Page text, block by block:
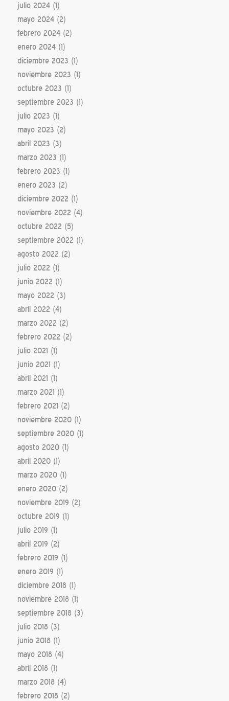
julio 2024(1)
mayo 2024(2)
febrero 2024(2)
enero 2024(1)
diciembre 2023 (1)
noviembre 2023 (1)
octubre 2023 (1)
septiembre 2023 (1)
julio 2023 (1)
mayo 2023 (2)
abril 2023 (3)
marzo 2023 (1)
febrero 2023 (1)
enero 2023 (2)
diciembre 2022 (1)
noviembre 2022 (4)
octubre 2022 (5)
septiembre 2022 (1)
agosto 2022 (2)
julio 2022 (1)
junio 2022 (1)
mayo 2022 (3)
abril 2022 (4)
marzo 2022 (2)
febrero 2022 (2)
julio 2021 (1)
junio 2021 (1)
abril 2021 (1)
marzo 2021 (1)
febrero 2021 (2)
noviembre 2020(1)
septiembre 2020(1)
agosto 2020(1)
abril 2020(1)
marzo 2020(1)
enero 2020(2)
noviembre 2019 (2)
octubre 2019 (1)
julio 2019 (1)
abril 2019 (2)
febrero 2019 (1)
enero 2019 (1)
diciembre 2018(1)
noviembre 2018(1)
septiembre 2018(3)
julio 2018(3)
junio 2018(1)
mayo 2018(4)
abril 2018(1)
marzo 2018(4)
febrero 2018(2)